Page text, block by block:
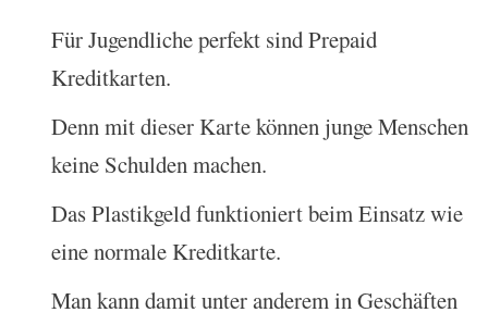
Für Jugendliche perfekt sind Prepaid
Kreditkarten.
Denn mit dieser Karte können junge Menschen
keine Schulden machen.
Das Plastikgeld funktioniert beim Einsatz wie
eine normale Kreditkarte.
Man kann damit unter anderem in Geschäften